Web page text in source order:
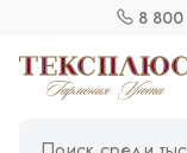
8